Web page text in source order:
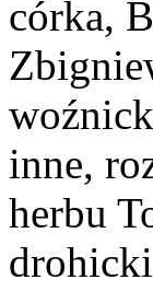
córka,
inne,
herbu
drohicki